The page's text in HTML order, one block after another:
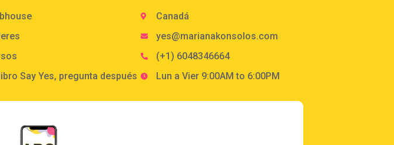
Say Yes, pregunta después
Canadá
yes@marianakonsolos.com
(+1) 6048346664
Lun a Vier 9:00AM to 6:00PM